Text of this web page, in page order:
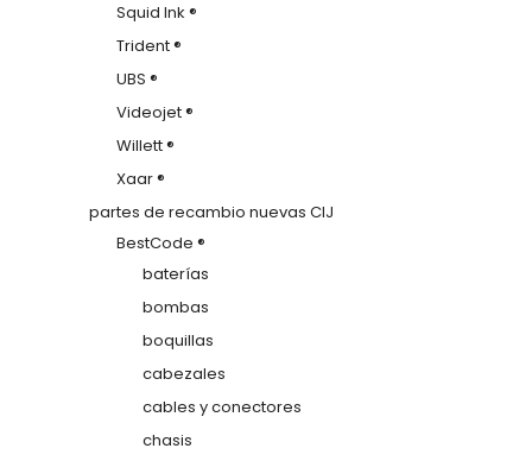
Squid Ink ®
Trident ®
UBS ®
Videojet ®
Willett ®
Xaar ®
partes de recambio nuevas CIJ
BestCode ®
baterías
bombas
boquillas
cabezales
cables y conectores
chasis